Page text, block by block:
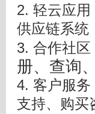
2. 轻云应
供应链系统
3. 合作社
册、查询
4. 客户服
支持、购买